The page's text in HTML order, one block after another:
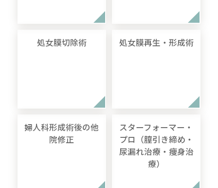
処女膜切除術 処女膜再生・形成術
婦人科形成術後の他
院修正
スターフォーマー・
プロ（膣引き締め・
尿漏れ治療・痩身治
療）